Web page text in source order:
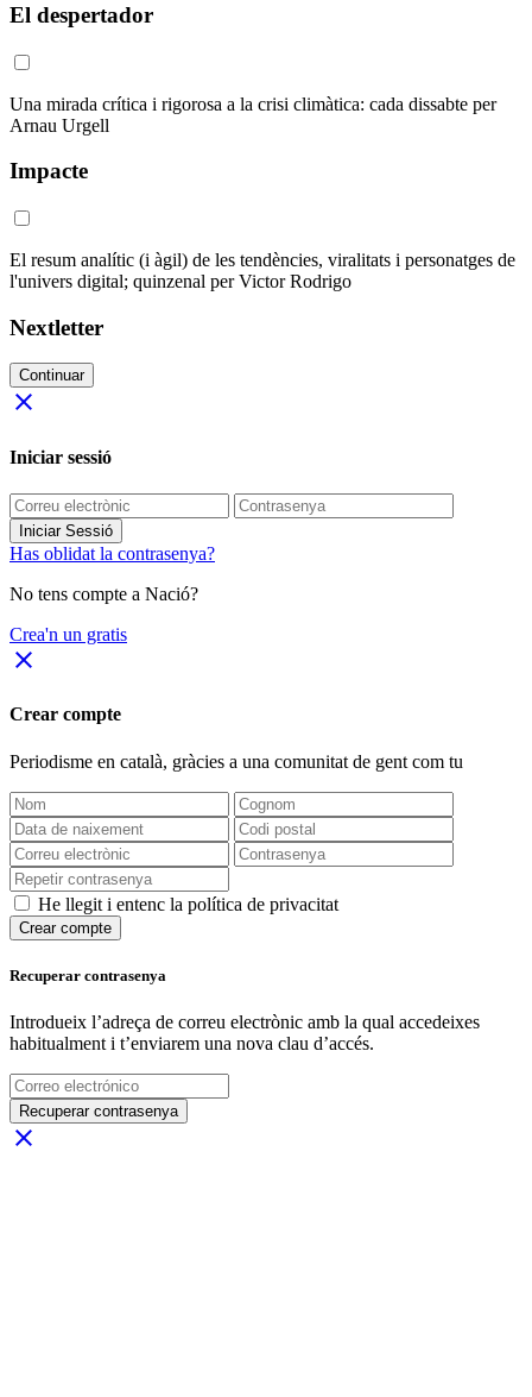
El despertador
Una mirada crítica i rigorosa a la crisi climàtica: cada dissabte per
Arnau Urgell
Impacte
El resum analític (i àgil) de les tendències, viralitats i personatges de
l'univers digital; quinzenal per Victor Rodrigo
Nextletter
Continuar
close
Iniciar sessió
Iniciar Sessió
Has oblidat la contrasenya?
No tens compte a Nació?
Crea'n un gratis
close
Crear compte
Periodisme en català, gràcies a una comunitat de gent com tu
He llegit i entenc la política de privacitat
Crear compte
Recuperar contrasenya
Introdueix l’adreça de correu electrònic amb la qual accedeixes
habitualment i t’enviarem una nova clau d’accés.
Recuperar contrasenya
close